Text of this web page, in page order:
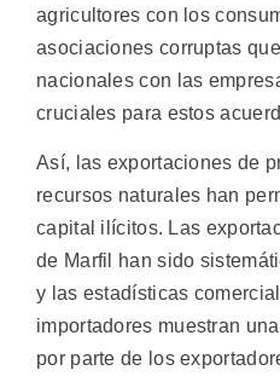
agricultores con los
asociaciones corruptas
nacionales con las
cruciales para estos
Así, las exportaciones de
recursos naturales han
capital ilícitos. Las
de Marfil han sido
y las estadísticas
importadores muestran
por parte de los